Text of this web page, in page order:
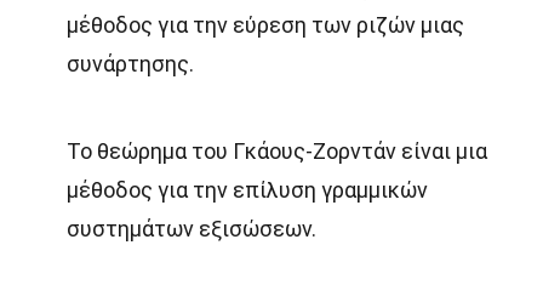
μέθοδος για την εύρεση των ριζών μιας
συνάρτησης.
Το θεώρημα του Γκάους-Ζορντάν είναι μια
μέθοδος για την επίλυση γραμμικών
συστημάτων εξισώσεων.